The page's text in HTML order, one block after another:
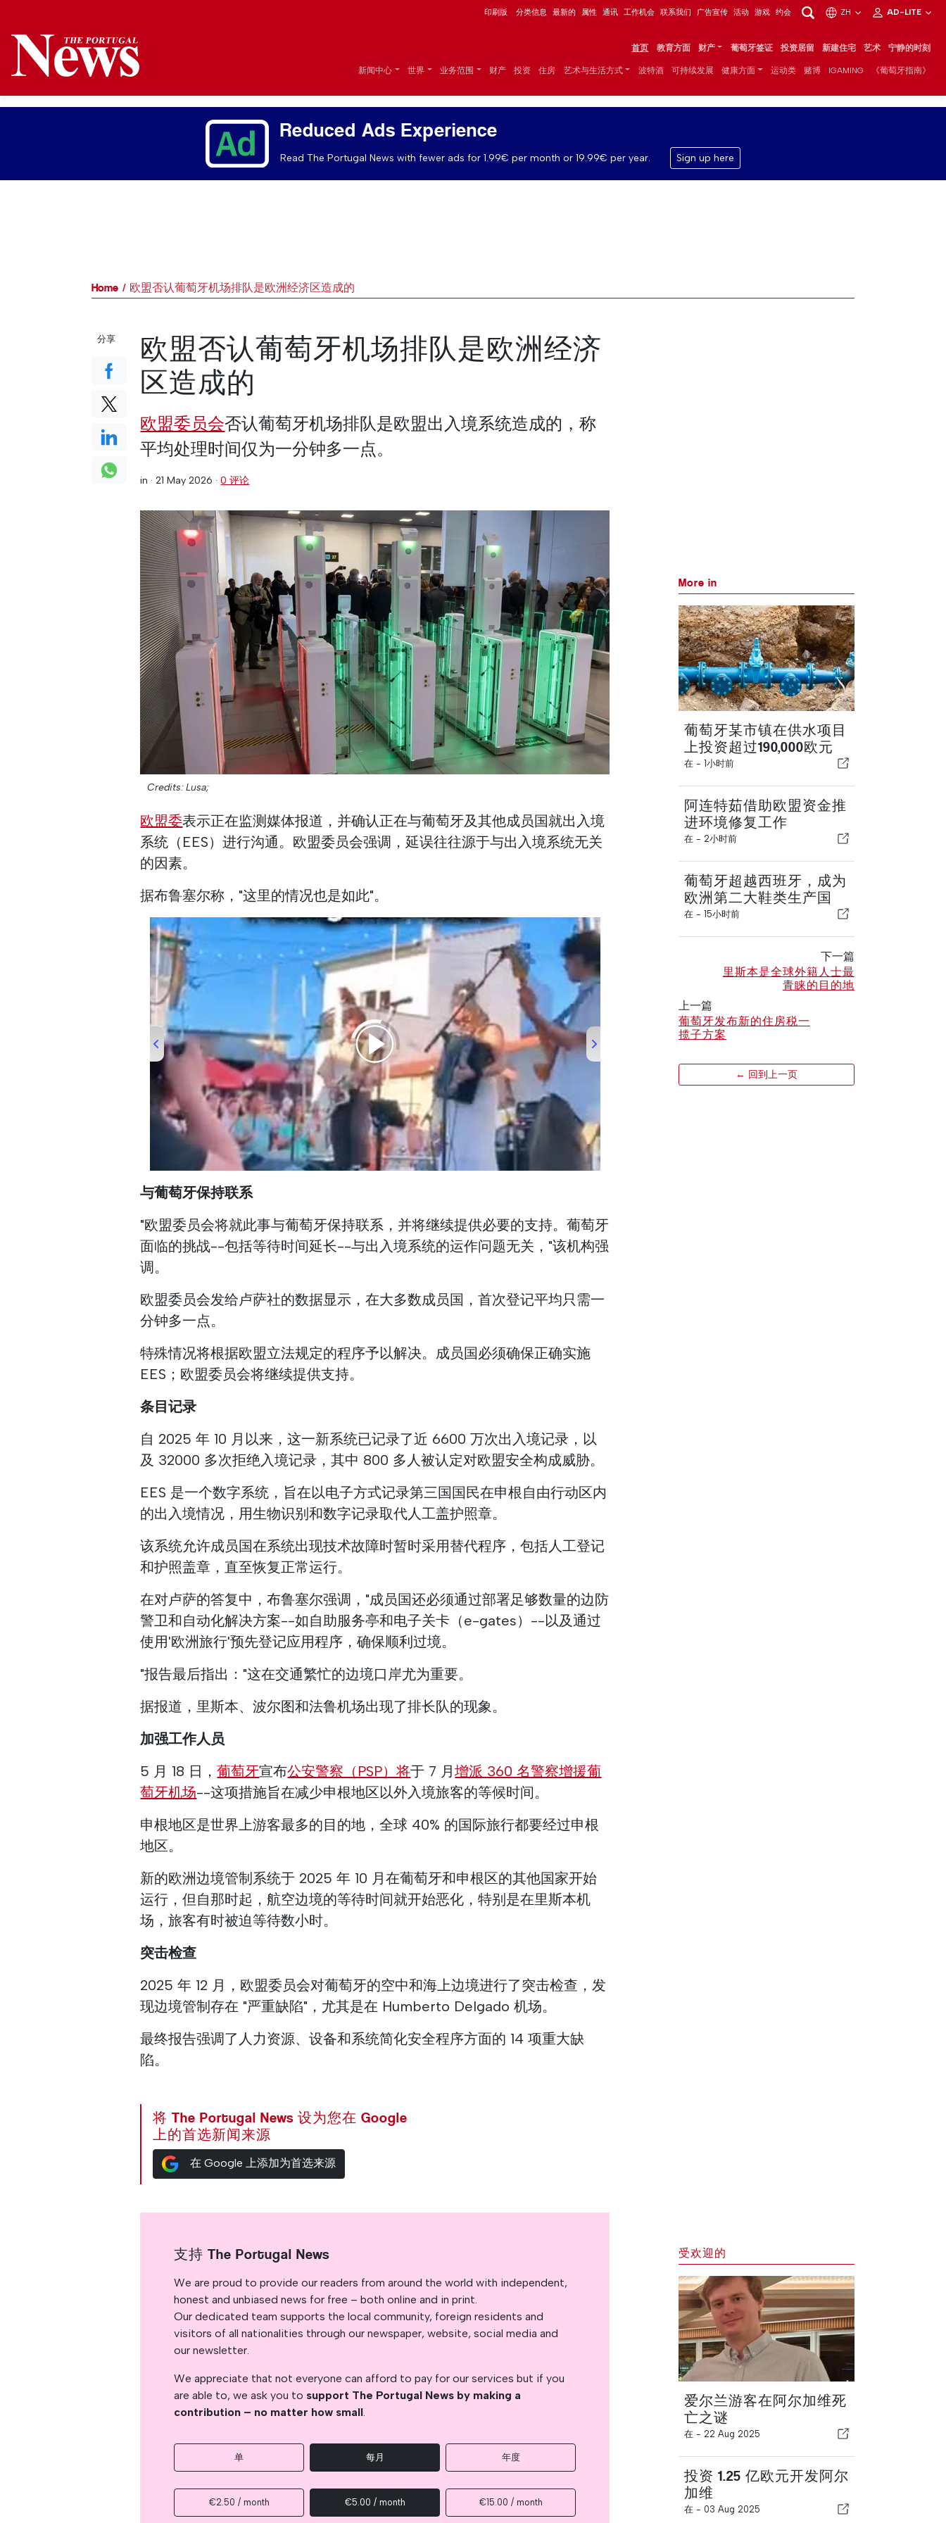
印刷版 分类信息 最新的 属性 通讯 工作机会 联系我们 广告宣传 活动 游戏 约会 ZH AD-LITE
首页 教育方面 财产 葡萄牙签证 投资居留 新建住宅 艺术 宁静的时刻
新闻中心 世界 业务范围 财产 投资 住房 艺术与生活方式 波特酒 可持续发展 健康方面 运动类 赌博 IGAMING 《葡萄牙指南》
Reduced Ads Experience
Read The Portugal News with fewer ads for 1.99€ per month or 19.99€ per year. Sign up here
Home 欧盟否认葡萄牙机场排队是欧洲经济区造成的
欧盟否认葡萄牙机场排队是欧洲经济
区造成的
欧盟委员会否认葡萄牙机场排队是欧盟出入境系统造成的，称
平均处理时间仅为一分钟多一点。
in ·21 May 2026 ·0 评论
Credits: Lusa;
欧盟委表示正在监测媒体报道，并确认正在与葡萄牙及其他成员国就出入境
系统（EES）进行沟通。欧盟委员会强调，延误往往源于与出入境系统无关
的因素。
据布鲁塞尔称，"这里的情况也是如此"。
00:00 00:51
与葡萄牙保持联系
"欧盟委员会将就此事与葡萄牙保持联系，并将继续提供必要的支持。葡萄牙
面临的挑战--包括等待时间延长--与出入境系统的运作问题无关，"该机构强
调。
欧盟委员会发给卢萨社的数据显示，在大多数成员国，首次登记平均只需一
分钟多一点。
特殊情况将根据欧盟立法规定的程序予以解决。成员国必须确保正确实施
EES；欧盟委员会将继续提供支持。
条目记录
自 2025 年 10 月以来，这一新系统已记录了近 6600 万次出入境记录，以
及 32000 多次拒绝入境记录，其中 800 多人被认定对欧盟安全构成威胁。
EES 是一个数字系统，旨在以电子方式记录第三国国民在申根自由行动区内
的出入境情况，用生物识别和数字记录取代人工盖护照章。
该系统允许成员国在系统出现技术故障时暂时采用替代程序，包括人工登记
和护照盖章，直至恢复正常运行。
在对卢萨的答复中，布鲁塞尔强调，"成员国还必须通过部署足够数量的边防
警卫和自动化解决方案--如自助服务亭和电子关卡（e-gates）--以及通过
使用'欧洲旅行'预先登记应用程序，确保顺利过境。
"报告最后指出："这在交通繁忙的边境口岸尤为重要。
据报道，里斯本、波尔图和法鲁机场出现了排长队的现象。
加强工作人员
5 月 18 日，葡萄牙宣布公安警察（PSP）将于 7 月增派 360 名警察增援葡
萄牙机场--这项措施旨在减少申根地区以外入境旅客的等候时间。
申根地区是世界上游客最多的目的地，全球 40% 的国际旅行都要经过申根
地区。
新的欧洲边境管制系统于 2025 年 10 月在葡萄牙和申根区的其他国家开始
运行，但自那时起，航空边境的等待时间就开始恶化，特别是在里斯本机
场，旅客有时被迫等待数小时。
突击检查
2025 年 12 月，欧盟委员会对葡萄牙的空中和海上边境进行了突击检查，发
现边境管制存在 "严重缺陷"，尤其是在 Humberto Delgado 机场。
最终报告强调了人力资源、设备和系统简化安全程序方面的 14 项重大缺
陷。
将 The Portugal News 设为您在 Google
上的首选新闻来源
在 Google 上添加为首选来源
分享
More in
葡萄牙某市镇在供水项目
上投资超过190,000欧元
在 - 1小时前
阿连特茹借助欧盟资金推
进环境修复工作
在 - 2小时前
葡萄牙超越西班牙，成为
欧洲第二大鞋类生产国
在 - 15小时前
下一篇
里斯本是全球外籍人士最
青睐的目的地
上一篇
葡萄牙发布新的住房税一
揽子方案
← 回到上一页
支持 The Portugal News
We are proud to provide our readers from around the world with independent,
honest and unbiased news for free – both online and in print.
Our dedicated team supports the local community, foreign residents and
visitors of all nationalities through our newspaper, website, social media and
our newsletter.
We appreciate that not everyone can afford to pay for our services but if you
are able to, we ask you to support The Portugal News by making a
contribution – no matter how small.
单 每月 年度
€2.50 / month €5.00 / month €15.00 / month
受欢迎的
爱尔兰游客在阿尔加维死
亡之谜
在 - 22 Aug 2025
投资 1.25 亿欧元开发阿尔
加维
在 - 03 Aug 2025